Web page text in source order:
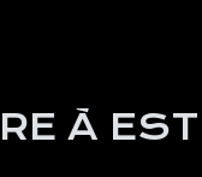
À